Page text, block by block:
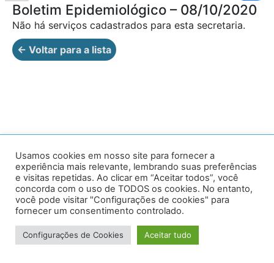
Boletim Epidemiológico – 08/10/2020
Não há serviços cadastrados para esta secretaria.
← Voltar para a lista
Av. Prof. Armando Alves da Silva, nº 1950 - Zacarias,
Caratinga - MG - 35302-403 / Tel: (33) 3329 8000
Desenvolvido por VersaTec
Usamos cookies em nosso site para fornecer a
experiência mais relevante, lembrando suas preferências
e visitas repetidas. Ao clicar em “Aceitar todos”, você
concorda com o uso de TODOS os cookies. No entanto,
você pode visitar "Configurações de cookies" para
fornecer um consentimento controlado.
Configurações de Cookies Aceitar tudo